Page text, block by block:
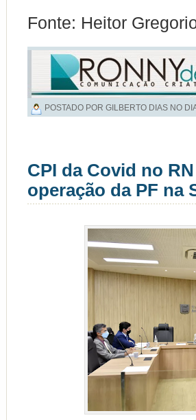
Fonte: Heitor
POSTADO POR GILBERTO DIAS NO
CPI da Covid no
operação da PF na